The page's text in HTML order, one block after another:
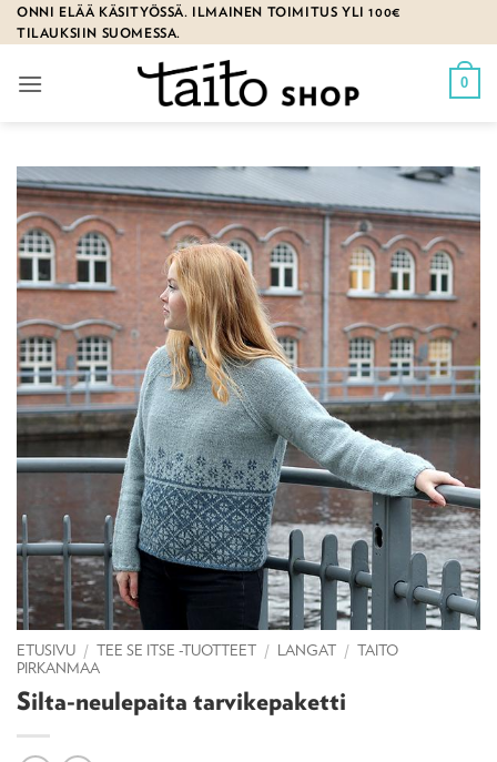
Skip
to
ONNI ELÄÄ KÄSITYÖSSÄ. ILMAINEN TOIMITUS YLI 100€
TILAUKSIIN SUOMESSA.
0
ETUSIVU / TEE SE ITSE -TUOTTEET / LANGAT / TAITO
PIRKANMAA
Silta-neulepaita tarvikepaketti